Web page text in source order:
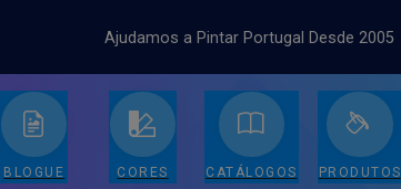
Ajudamos a Pintar Portugal Desde 2005
BLOGUE CORES CATÁLOGOS PRODUTOS